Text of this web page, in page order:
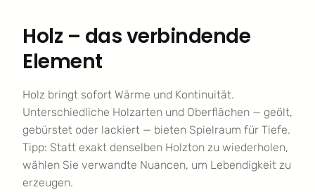
Holz – das verbindende
Element
Holz bringt sofort Wärme und Kontinuität.
Unterschiedliche Holzarten und Oberflächen — geölt,
gebürstet oder lackiert — bieten Spielraum für Tiefe.
Tipp: Statt exakt denselben Holzton zu wiederholen,
wählen Sie verwandte Nuancen, um Lebendigkeit zu
erzeugen.